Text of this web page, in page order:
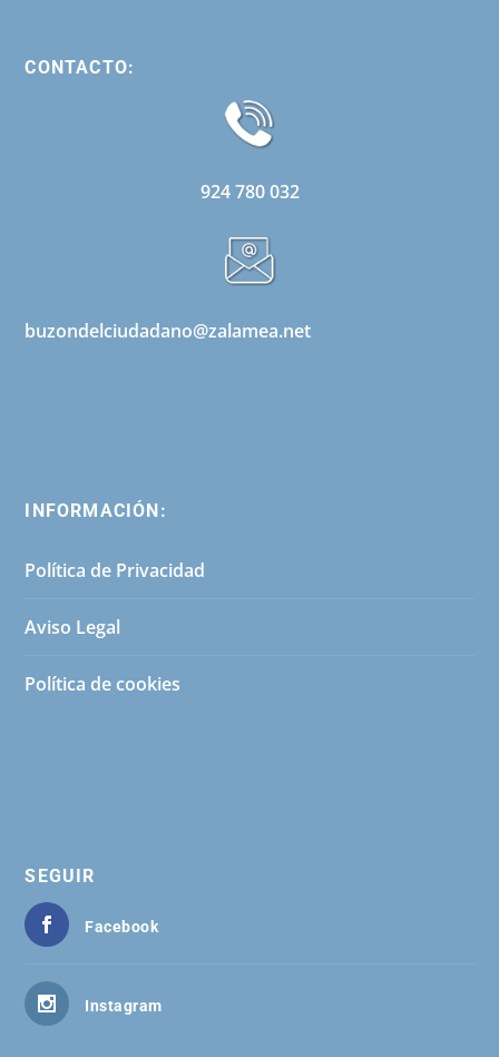
CONTACTO:
924 780 032
buzondelciudadano@zalamea.net
INFORMACIÓN:
Política de Privacidad
Aviso Legal
Política de cookies
SEGUIR
Facebook
Instagram